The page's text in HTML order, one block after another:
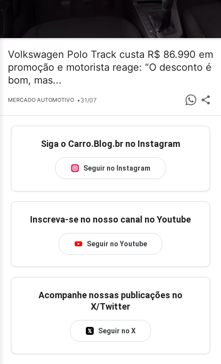
Volkswagen Polo Track custa R$ 86.990 em
promoção e motorista reage: “O desconto é
bom, mas...
MERCADO AUTOMOTIVO •31/07
Siga o Carro.Blog.br no Instagram
Seguir no Instagram
Inscreva-se no nosso canal no Youtube
Seguir no Youtube
Acompanhe nossas publicações no
X/Twitter
Seguir no X